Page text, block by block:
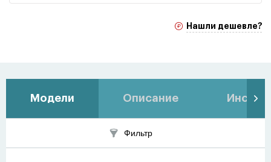
Нашли дешевле?
Модели Описание
Фильтр